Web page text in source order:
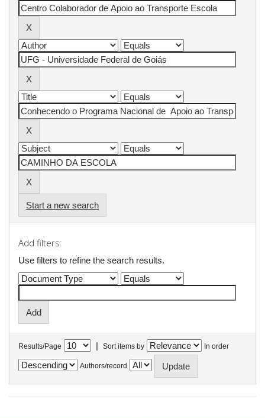
Start a new search
Add filters:
Use filters to refine the search results.
Results/Page | Sort items by In order
Authors/record